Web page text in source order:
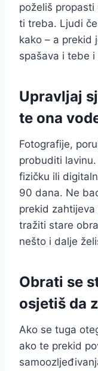
poželiš
ti treba. Ljudi
kako – a prekid
spašava i tebe i
Upravljaj
te ona
Fotografije,
probuditi lavinu.
fizičku ili
90 dana. Ne
prekid
tražiti stare
nešto i dalje
Obrati se
osjetiš da
Ako se tuga
ako te prekid